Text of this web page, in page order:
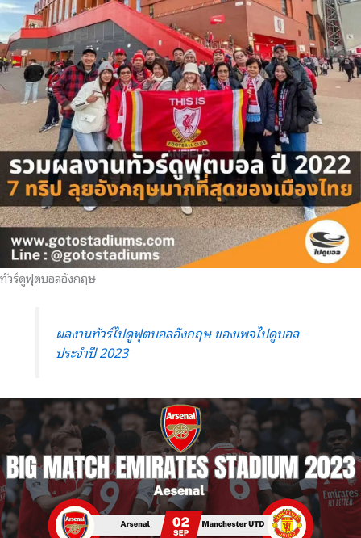
ทัวร์ดูฟุตบอลอังกฤษ
ผลงานทัวร์ไปดูฟุตบอลอังกฤษ ของเพจไปดูบอล
ประจำปี 2023